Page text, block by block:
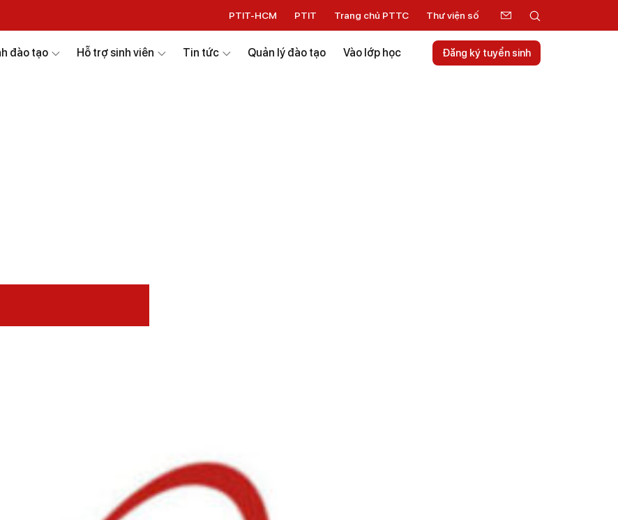
PTIT-HCM PTIT Trang chủ PTTC Thư viện số
đào tạo Hỗ trợ sinh viên Tin tức Quản lý đào tạo Vào lớp học Đăng ký tuyển sinh